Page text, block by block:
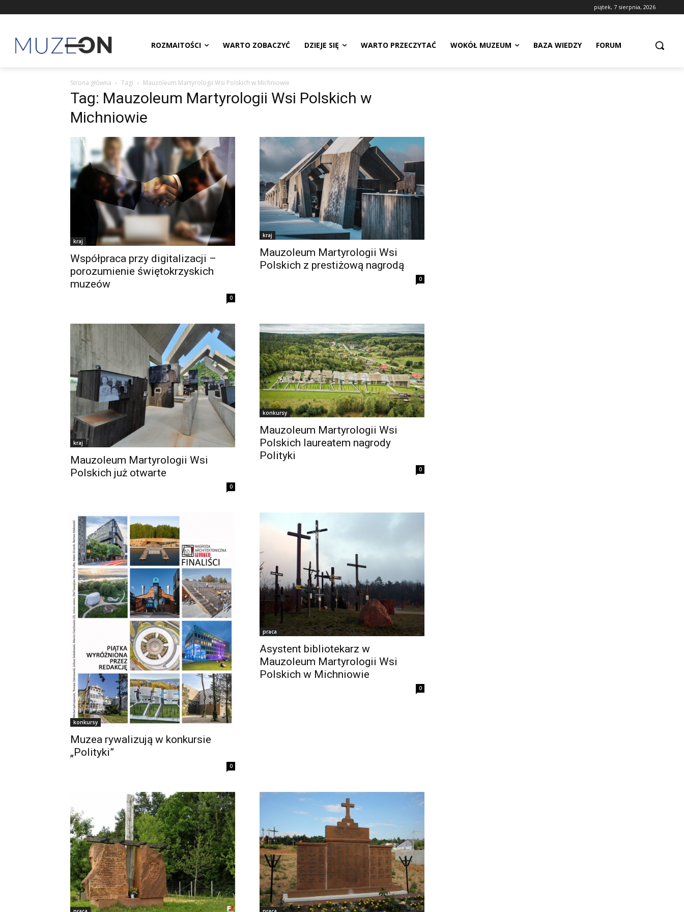
piątek, 7 sierpnia, 2026
ROZMAITOŚCI WARTO ZOBACZYĆ DZIEJE SIĘ WARTO PRZECZYTAĆ WOKÓŁ MUZEUM BAZA WIEDZY FORUM
Strona główna Tagi Mauzoleum Martyrologii Wsi Polskich w Michniowie
Tag: Mauzoleum Martyrologii Wsi Polskich w
Michniowie
kraj
Współpraca przy digitalizacji –
porozumienie świętokrzyskich
muzeów
0
kraj
Mauzoleum Martyrologii Wsi
Polskich z prestiżową nagrodą
0
kraj
Mauzoleum Martyrologii Wsi
Polskich już otwarte
0
konkursy
Mauzoleum Martyrologii Wsi
Polskich laureatem nagrody
Polityki
0
konkursy
Muzea rywalizują w konkursie
„Polityki”
0
praca
Asystent bibliotekarz w
Mauzoleum Martyrologii Wsi
Polskich w Michniowie
0